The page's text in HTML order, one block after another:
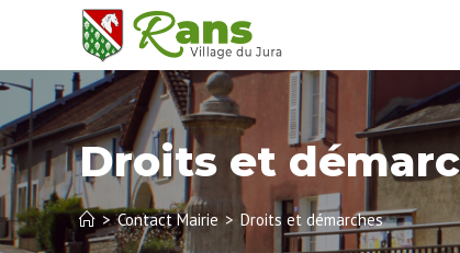
Droits et
> Contact Mairie > Droits et démarches